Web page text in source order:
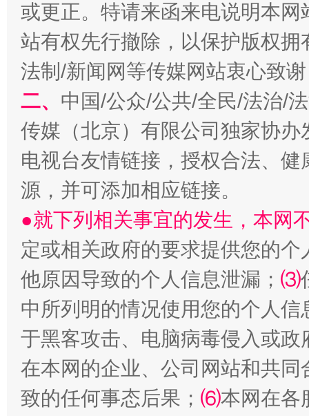
全民健身五年计划来了！等你上场
阿坝州三大球赛在茂县开幕 规模
或更正。特请来函来电说明本
站有权先行撤除，以保护版权
法制/新闻网等传媒网站衷心致
二、 中国/公众/公共/全民/法治/
传媒（北京）有限公司独家协
电视台友情链接，授权合法、
源，并可添加相应链接。
●就下列相关事宜的发生，本网
定或相关政府的要求提供您的个
他原因导致的个人信息泄漏； ⑶
中所列明的情况使用您的个人
于黑客攻击、电脑病毒侵入或
在本网的企业、公司网站和共
致的任何事态后果； ⑹本网在各